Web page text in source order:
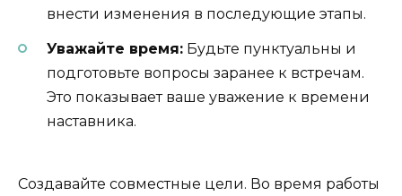
внести изменения в последующие этапы.
Уважайте время: Будьте пунктуальны и
подготовьте вопросы заранее к встречам.
Это показывает ваше уважение к времени
наставника.
Создавайте совместные цели. Во время работы